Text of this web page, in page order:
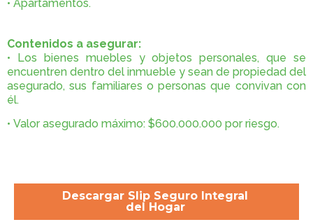
• Apartamentos.
Contenidos a asegurar:
• Los bienes muebles y objetos personales, que se
encuentren dentro del inmueble y sean de propiedad del
asegurado, sus familiares o personas que convivan con
él.
• Valor asegurado máximo: $600.000.000 por riesgo.
Descargar Slip Seguro Integral
del Hogar